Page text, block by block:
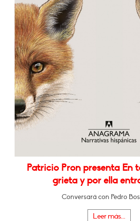
Patricio Pron presenta En
grieta y por ella
Conversará con Pedro
Leer más...